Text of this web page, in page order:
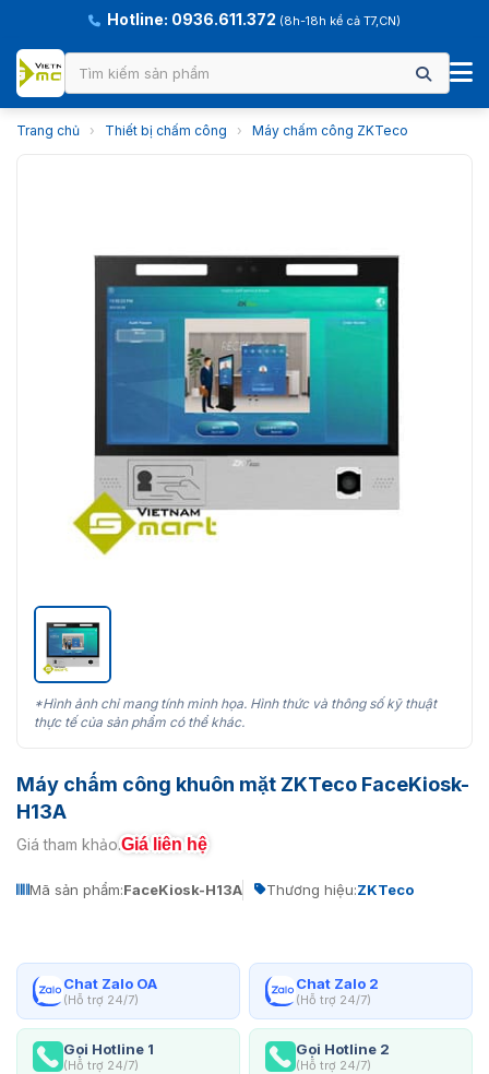
Hotline: 0936.611.372 (8h-18h kể cả T7,CN)
Trang chủ › Thiết bị chấm công › Máy chấm công ZKTeco
*Hình ảnh chỉ mang tính minh họa. Hình thức và thông số kỹ thuật
thực tế của sản phẩm có thể khác.
Máy chấm công khuôn mặt ZKTeco FaceKiosk-
H13A
Giá tham khảo:Giá liên hệ
Mã sản phẩm:FaceKiosk-H13A Thương hiệu:ZKTeco
Chat Zalo OA
(Hỗ trợ 24/7)
Chat Zalo 2
(Hỗ trợ 24/7)
Gọi Hotline 1
(Hỗ trợ 24/7)
Gọi Hotline 2
(Hỗ trợ 24/7)